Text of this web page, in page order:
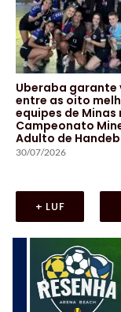
Uberaba garante
entre as oito
equipes de Minas
Campeonato
Adulto de
30/07/2026
+ LUF